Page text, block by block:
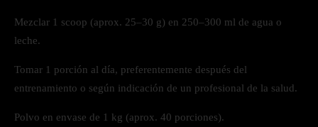
Mezclar 1 scoop (aprox. 25–30 g) en 250–300 ml de agua o
leche.
Tomar 1 porción al día, preferentemente después del
entrenamiento o según indicación de un profesional de la salud.
Polvo en envase de 1 kg (aprox. 40 porciones).